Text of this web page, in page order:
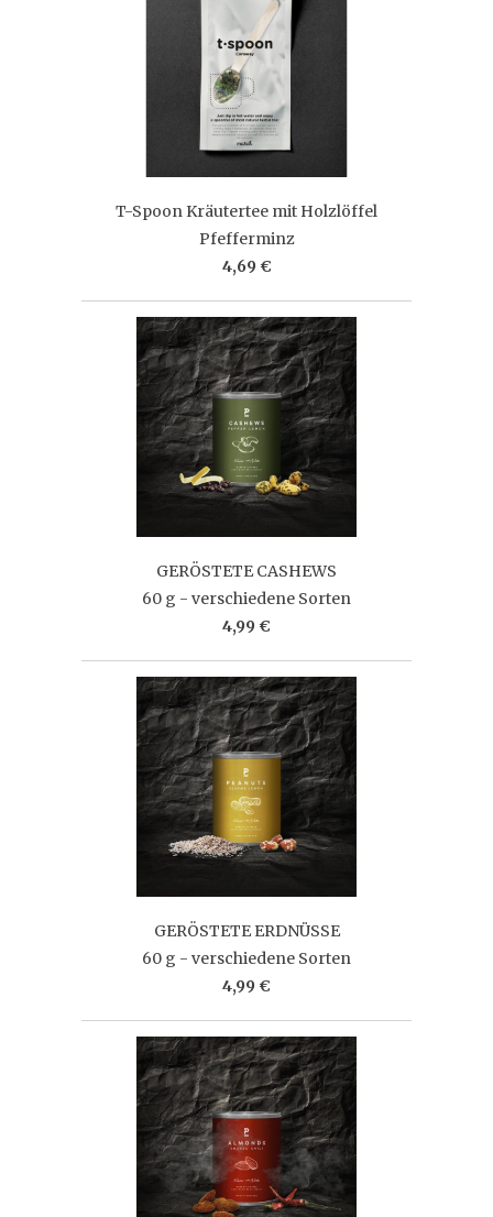
T-Spoon Kräutertee mit Holzlöffel
Pfefferminz
4,69 €
GERÖSTETE CASHEWS
60 g - verschiedene Sorten
4,99 €
GERÖSTETE ERDNÜSSE
60 g - verschiedene Sorten
4,99 €